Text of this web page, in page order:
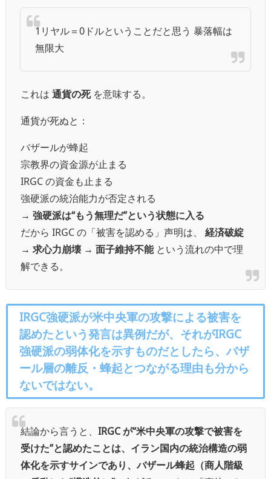
1リヤル＝0ドルということだと思う 暴落幅は
無限大
これは 通貨の死を意味する。
通貨が死ぬと：
バザールが蜂起
宗教界の資金源が止まる
IRGC の資金も止まる
強硬派の統治能力が否定される
→ 強硬派は“もう無理だ”という状態に入る
だから IRGC の「被害を認める」声明は、 経済破綻
→ 求心力崩壊 → 面子維持不能という流れの中で理
解できる。
IRGC強硬派が米中央軍の攻撃による被害を
認めたという発言は異例だが、それがIRGC
強硬派の弱体化を示すものだとしたら、バザ
ール層の離反・蜂起とつながる理由も分から
ないではない。
結論から言うと、 IRGC が“米中央軍の攻撃で被害を
受けた”と認めたことは、イラン国内の統治構造の弱
体化を示すサインであり、バザール蜂起（商人階級